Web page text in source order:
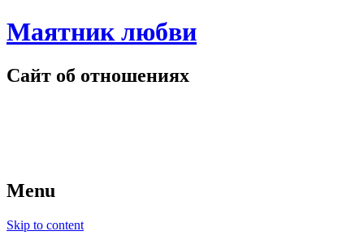
Маятник любви
Сайт об отношениях
Menu
Skip to content